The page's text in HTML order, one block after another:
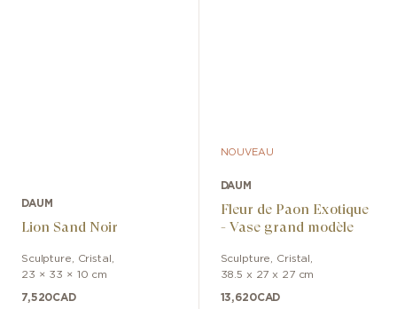
DAUM
Lion Sand Noir
Sculpture Cristal
23 × 33 × 10 cm
7,520CAD
NOUVEAU
DAUM
Fleur de Paon Exotique
- Vase grand modèle
Sculpture Cristal
38.5 x 27 x 27 cm
13,620CAD